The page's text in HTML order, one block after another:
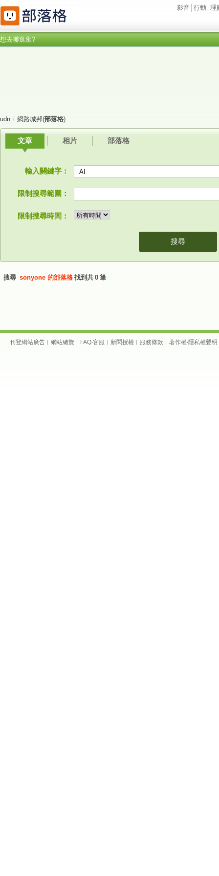
影音 行動 理
想去哪逛逛?
udn / 網路城邦(部落格)
文章 相片 部落格
輸入關鍵字：
限制搜尋範圍：
限制搜尋時間：
搜尋
搜尋 sonyone 的部落格 找到共 0 筆
刊登網站廣告 ︱ 網站總覽 ︱ FAQ‧客服 ︱ 新聞授權 ︱ 服務條款 ︱ 著作權‧隱私權聲明